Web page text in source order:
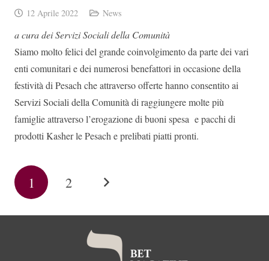
12 Aprile 2022 News
a cura dei Servizi Sociali della Comunità
Siamo molto felici del grande coinvolgimento da parte dei vari
enti comunitari e dei numerosi benefattori in occasione della
festività di Pesach che attraverso offerte hanno consentito ai
Servizi Sociali della Comunità di raggiungere molte più
famiglie attraverso l’erogazione di buoni spesa e pacchi di
prodotti Kasher le Pesach e prelibati piatti pronti.
1 2